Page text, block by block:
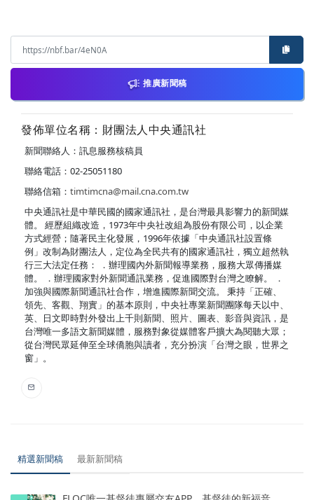
推廣新聞稿
發佈單位名稱：財團法人中央通訊社
新聞聯絡人：訊息服務核稿員
聯絡電話：02-25051180
聯絡信箱： timtimcna@mail.cna.com.tw
中央通訊社是中華民國的國家通訊社，是台灣最具影響力的新聞媒
體。 經歷組織改造，1973年中央社改組為股份有限公司，以企業
方式經營；隨著民主化發展，1996年依據「中央通訊社設置條
例」改制為財團法人，定位為全民共有的國家通訊社，獨立超然執
行三大法定任務： ．辦理國內外新聞報導業務，服務大眾傳播媒
體。 ．辦理國家對外新聞通訊業務，促進國際對台灣之瞭解。 ．
加強與國際新聞通訊社合作，增進國際新聞交流。 秉持「正確、
領先、客觀、翔實」的基本原則，中央社專業新聞團隊每天以中、
英、日文即時對外發出上千則新聞、照片、圖表、影音與資訊，是
台灣唯一多語文新聞媒體，服務對象從媒體客戶擴大為閱聽大眾；
從台灣民眾延伸至全球僑胞與讀者，充分扮演「台灣之眼，世界之
窗」。
精選新聞稿 最新新聞稿